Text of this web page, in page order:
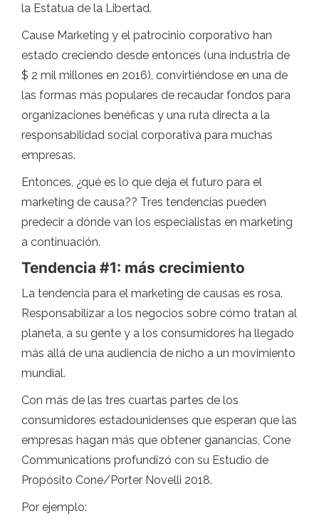
la Estatua de la Libertad.
Cause Marketing y el patrocinio corporativo han
estado creciendo desde entonces (una industria de
$ 2 mil millones en 2016), convirtiéndose en una de
las formas más populares de recaudar fondos para
organizaciones benéficas y una ruta directa a la
responsabilidad social corporativa para muchas
empresas.
Entonces, ¿qué es lo que deja el futuro para el
marketing de causa?? Tres tendencias pueden
predecir a dónde van los especialistas en marketing
a continuación.
Tendencia #1: más crecimiento
La tendencia para el marketing de causas es rosa.
Responsabilizar a los negocios sobre cómo tratan al
planeta, a su gente y a los consumidores ha llegado
más allá de una audiencia de nicho a un movimiento
mundial.
Con más de las tres cuartas partes de los
consumidores estadounidenses que esperan que las
empresas hagan más que obtener ganancias, Cone
Communications profundizó con su Estudio de
Propósito Cone/Porter Novelli 2018.
Por ejemplo: